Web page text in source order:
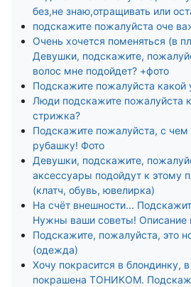
без,не знаю,отращивать или
подскажите пожалуйста оче
Очень хочется поменяться (в
Девушки, подскажите,
волос мне подойдет? +фото
Подскажите пожалуйста какой
Люди подскажите пожалуйста
стрижка?
Подскажите пожалуйста, с чем
рубашку! Фото
Девушки, подскажите,
аксессуары подойдут к этому
(клатч, обувь, ювелирка)
На счёт внешности...
Нужны ваши советы! Описание
Подскажите, пожалуйста, это
(одежда)
Хочу покрасится в блондинку,
покрашена ТОНИКОМ.